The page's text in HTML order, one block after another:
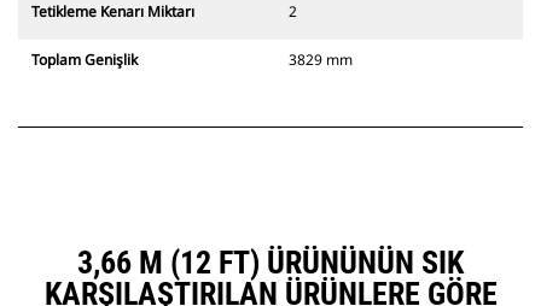
Tetikleme Kenarı Miktarı 2
Toplam Genişlik 3829 mm
3,66 M (12 FT) ÜRÜNÜNÜN SIK
KARŞILAŞTIRILAN ÜRÜNLERE GÖRE